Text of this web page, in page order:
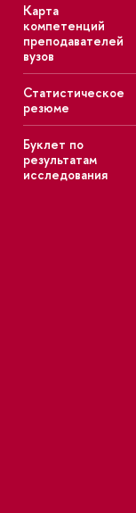
Карта
компетенций
преподавателей
вузов
Статистическое
резюме
Буклет по
результатам
исследования